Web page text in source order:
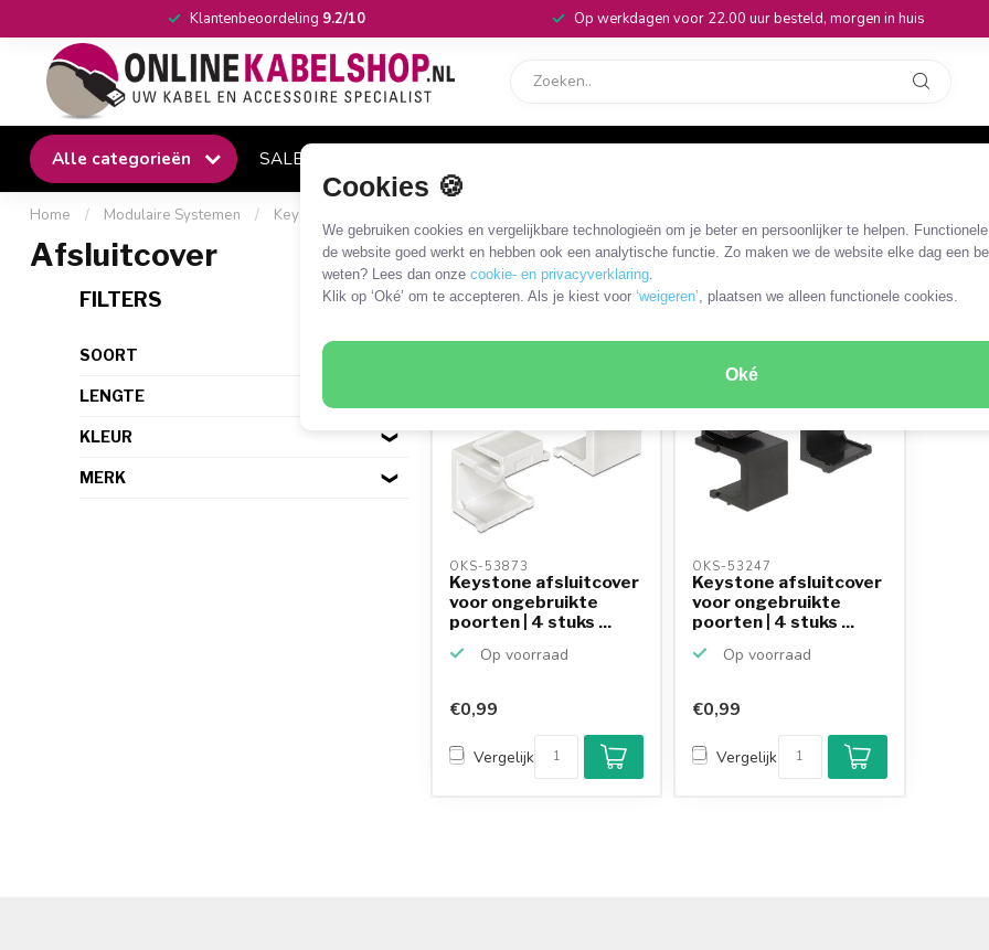
Cookies 🍪
We gebruiken cookies en vergelijkbare technologieën om je beter en persoonlijker te helpen.
de website goed werkt en hebben ook een analytische functie. Zo maken we de website elke dag een
weten? Lees dan onze cookie- en privacyverklaring.
Klik op ‘Oké’ om te accepteren. Als je kiest voor ‘weigeren’, plaatsen we alleen functionele cookies.
Oké
Klantenbeoordeling 9.2/10 Op werkdagen voor 22.00 uur besteld, morgen in huis
Alle categorieën SALE
Home / Modulaire Systemen / Keystone
Afsluitcover
FILTERS
SOORT
LENGTE
KLEUR
MERK
2 PRODUCTEN
OKS-53873
Keystone afsluitcover
voor ongebruikte
poorten | 4 stuks ...
Op voorraad
€0,99
Vergelijk
OKS-53247
Keystone afsluitcover
voor ongebruikte
poorten | 4 stuks ...
Op voorraad
€0,99
Vergelijk